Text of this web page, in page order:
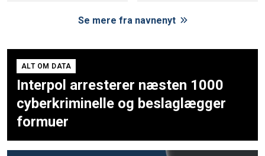
Se mere fra navnenyt
ALT OM DATA
Interpol arresterer næsten 1000
cyberkriminelle og beslaglægger
formuer